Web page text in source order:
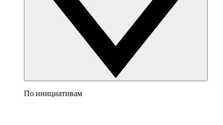
По инициативам